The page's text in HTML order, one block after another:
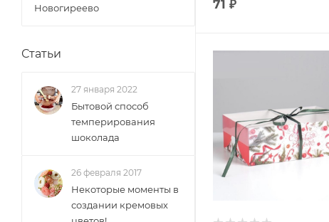
71 ₽
Новогиреево
Статьи
27 января 2022
Бытовой способ
темперирования
шоколада
26 февраля 2017
Некоторые моменты в
создании кремовых